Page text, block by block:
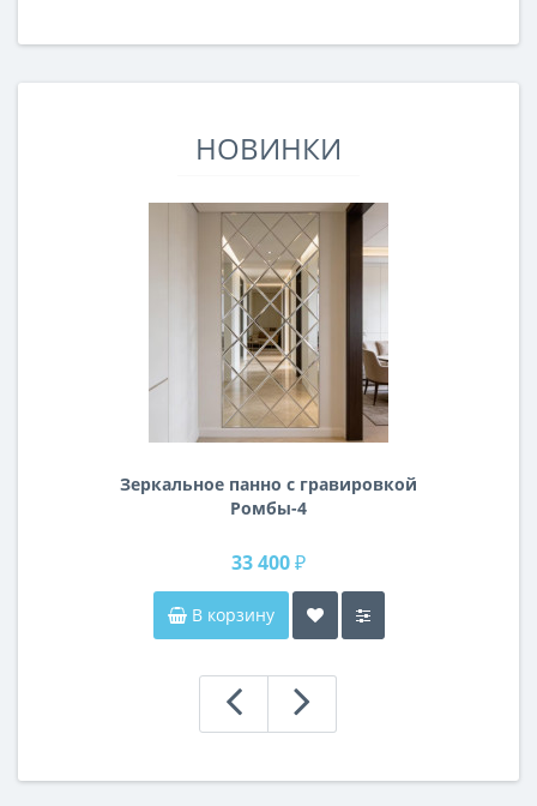
НОВИНКИ
Зеркальное панно с гравировкой
Ромбы-4
33 400 ₽
В корзину